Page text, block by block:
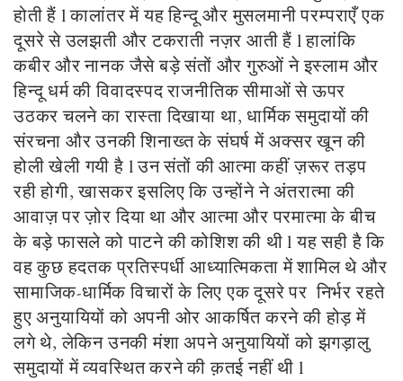
होती हैं l कालांतर में यह हिन्दू और मुसलमानी परम्पराएँ एक
दूसरे से उलझती और टकराती नज़र आती हैं l हालांकि
कबीर और नानक जैसे बड़े संतों और गुरुओं ने इस्लाम और
हिन्दू धर्म की विवादस्पद राजनीतिक सीमाओं से ऊपर
उठकर चलने का रास्ता दिखाया था, धार्मिक समुदायों की
संरचना और उनकी शिनाख्त के संघर्ष में अक्सर खून की
होली खेली गयी है l उन संतों की आत्मा कहीं ज़रूर तड़प
रही होगी, खासकर इसलिए कि उन्होंने ने अंतरात्मा की
आवाज़ पर ज़ोर दिया था और आत्मा और परमात्मा के बीच
के बड़े फासले को पाटने की कोशिश की थी l यह सही है कि
वह कुछ हदतक प्रतिस्पर्धी आध्यात्मिकता में शामिल थे और
सामाजिक-धार्मिक विचारों के लिए एक दूसरे पर निर्भर रहते
हुए अनुयायियों को अपनी ओर आकर्षित करने की होड़ में
लगे थे, लेकिन उनकी मंशा अपने अनुयायियों को झगड़ालु
समुदायों में व्यवस्थित करने की क़तई नहीं थी l